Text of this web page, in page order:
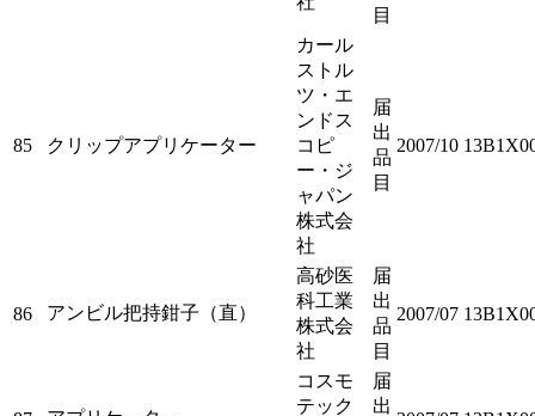
目
85 クリップアプリケーター
カール
ストル
ツ・エ
ンドス
コピ
ー・ジ
ャパン
株式会
社
届
出
品
目
2007/10
86 アンビル把持鉗子（直）
高砂医
科工業
株式会
社
届
出
品
目
2007/07
コスモ
テック
届
出